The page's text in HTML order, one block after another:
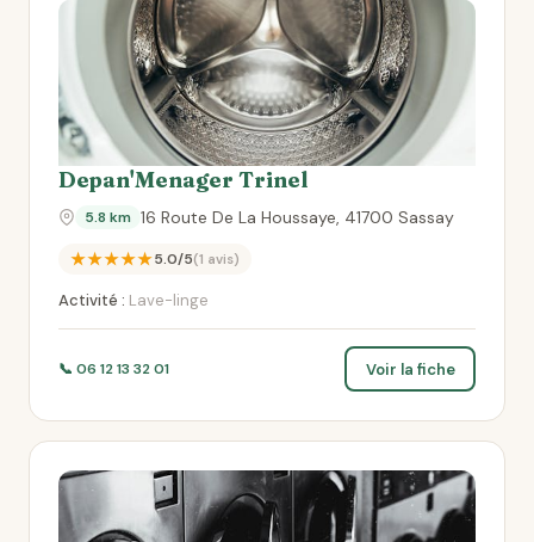
Depan'Menager Trinel
5.8 km 16 Route De La Houssaye, 41700 Sassay
★★★★★5.0/5(1 avis)
Activité : Lave-linge
📞 06 12 13 32 01 Voir la fiche